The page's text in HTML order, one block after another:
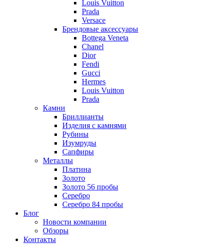
Louis Vuitton
Prada
Versace
Брендовые аксессуары
Bottega Veneta
Chanel
Dior
Fendi
Gucci
Hermes
Louis Vuitton
Prada
Камни
Бриллианты
Изделия с камнями
Рубины
Изумруды
Сапфиры
Металлы
Платина
Золото
Золото 56 пробы
Серебро
Серебро 84 пробы
Блог
Новости компании
Обзоры
Контакты